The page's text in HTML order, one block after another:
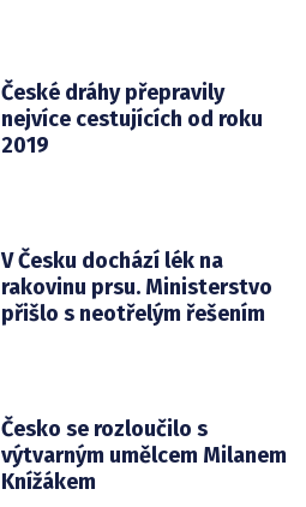
České dráhy přepravily
nejvíce cestujících od roku
2019
V Česku dochází lék na
rakovinu prsu. Ministerstvo
přišlo s neotřelým řešením
Česko se rozloučilo s
výtvarným umělcem Milanem
Knížákem